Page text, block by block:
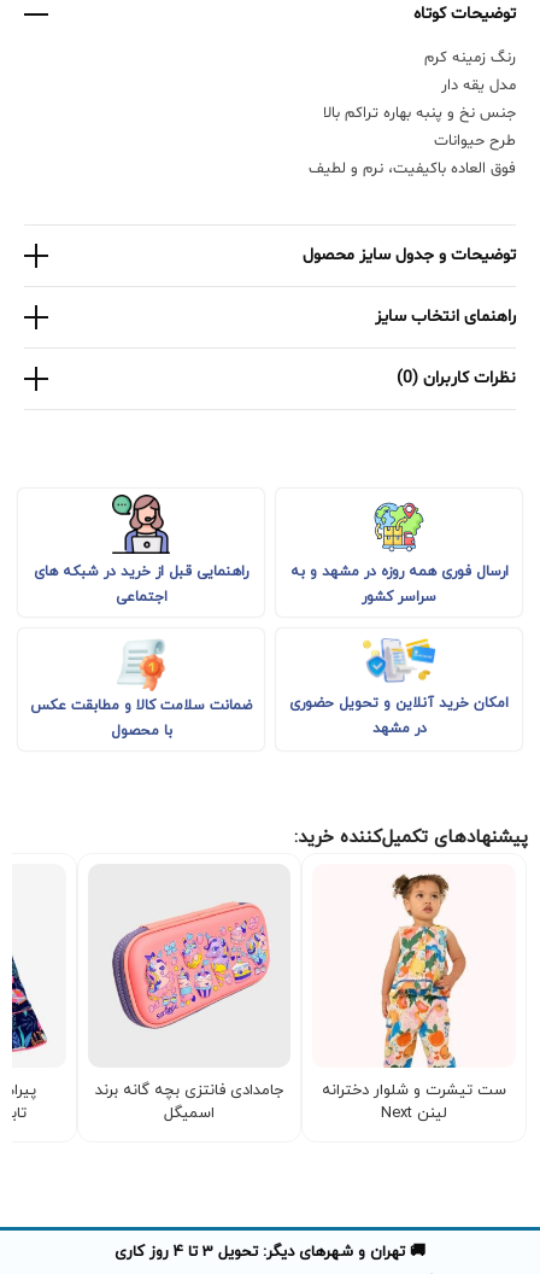
توضیحات کوتاه
رنگ زمینه کرم
مدل یقه دار
جنس نخ و پنبه بهاره تراکم بالا
طرح حیوانات
فوق العاده باکیفیت، نرم و لطیف ‎
توضیحات و جدول سایز محصول
راهنمای انتخاب سایز
نظرات کاربران (0)
ارسال فوری همه روزه در مشهد و به
سراسر کشور
راهنمایی قبل از خرید در شبکه های
اجتماعی
امکان خرید آنلاین و تحویل حضوری
در مشهد
ضمانت سلامت کالا و مطابقت عکس
با محصول
پیشنهادهای تکمیل‌کننده خرید:
ست تیشرت و شلوار دخترانه
لینن Next
جامدادی فانتزی بچه گانه برند
اسمیگل
🚚 تهران و شهرهای دیگر: تحویل 3 تا 4 روز کاری